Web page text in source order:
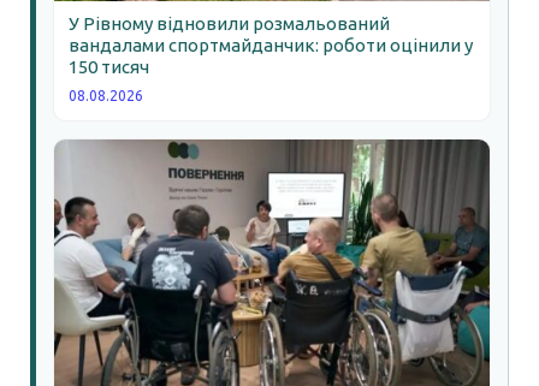
У Рівному відновили розмальований
вандалами спортмайданчик: роботи оцінили у
150 тисяч
08.08.2026